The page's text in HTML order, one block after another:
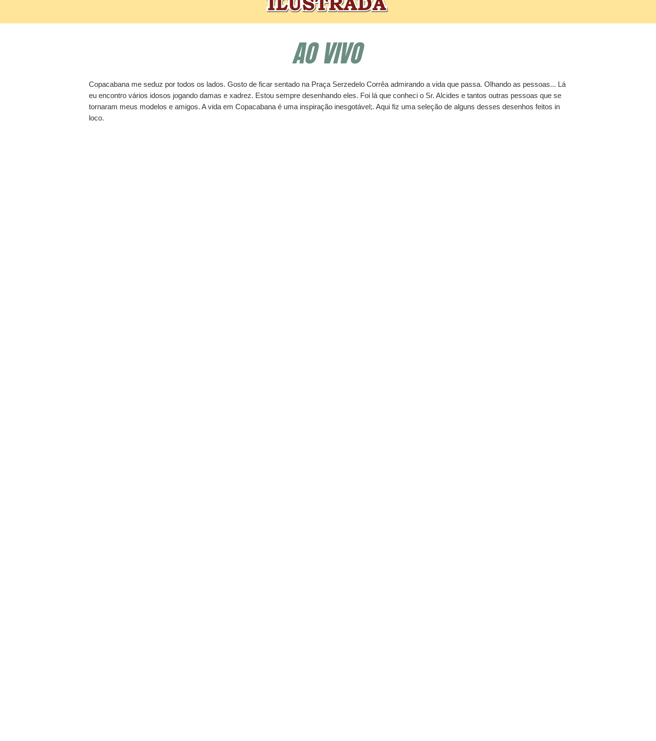
AO VIVO
Copacabana me seduz por todos os lados. Gosto de ficar sentado na Praça Serzedelo Corrêa admirando a vida que passa. Olhando as pessoas... Lá
eu encontro vários idosos jogando damas e xadrez. Estou sempre desenhando eles. Foi lá que conheci o Sr. Alcides e tantos outras pessoas que se
tornaram meus modelos e amigos. A vida em Copacabana é uma inspiração inesgotável;. Aqui fiz uma seleção de alguns desses desenhos feitos in
loco.